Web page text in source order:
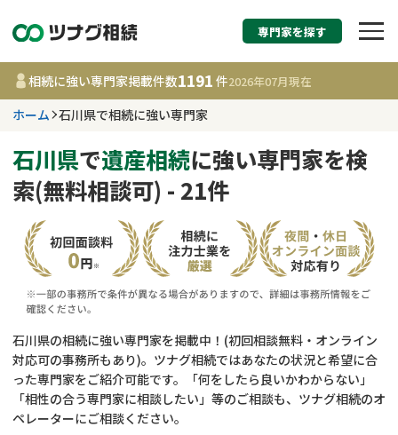
相続税申告・相続手
す
石川県
事務所
相談内容で探す
相続登記
遺留分侵害額請求
コラム
相続手続き
専門家を探す
相続に強い専門家掲載件数1191 件2026年07月現在
ホーム 石川県で相続に強い専門家
石川県で遺産相続に強い専門家を検
索(無料相談可) - 21件
石川県の相続に強い専門家を掲載中！(初回相談無料・オンライン
対応可の事務所もあり)。ツナグ相続ではあなたの状況と希望に合
った専門家をご紹介可能です。「何をしたら良いかわからない」
「相性の合う専門家に相談したい」等のご相談も、ツナグ相続のオ
ペレーターにご相談ください。